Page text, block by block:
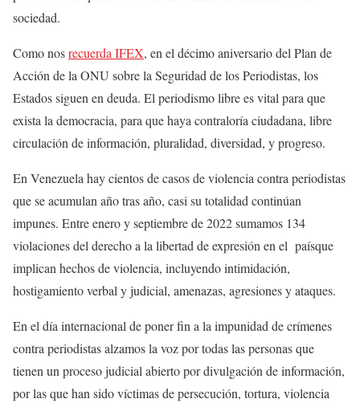
sociedad.
Como nosrecuerda IFEX, en el décimo aniversario del Plan de
Acción de la ONU sobre la Seguridad de los Periodistas, los
Estados siguen en deuda. El periodismo libre es vital para que
exista la democracia, para que haya contraloría ciudadana, libre
circulación de información, pluralidad, diversidad, y progreso.
En Venezuela hay cientos de casos de violencia contra periodistas
que se acumulan año tras año, casi su totalidad continúan
impunes. Entre enero y septiembre de 2022 sumamos 134
violaciones del derecho a la libertad de expresión en el paísque
implican hechos de violencia, incluyendo intimidación,
hostigamiento verbal y judicial, amenazas, agresiones y ataques.
En el día internacional de poner fin a la impunidad de crímenes
contra periodistas alzamos la voz por todas las personas que
tienen un proceso judicial abierto por divulgación de información,
por las que han sido víctimas de persecución, tortura, violencia